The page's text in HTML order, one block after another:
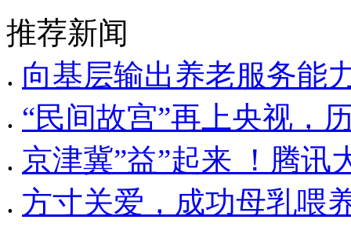
推荐新闻
. 向基层输出养老服务能
. “民间故宫”再上央视，
. 京津冀”益”起来 ！腾讯
. 方寸关爱，成功母乳喂